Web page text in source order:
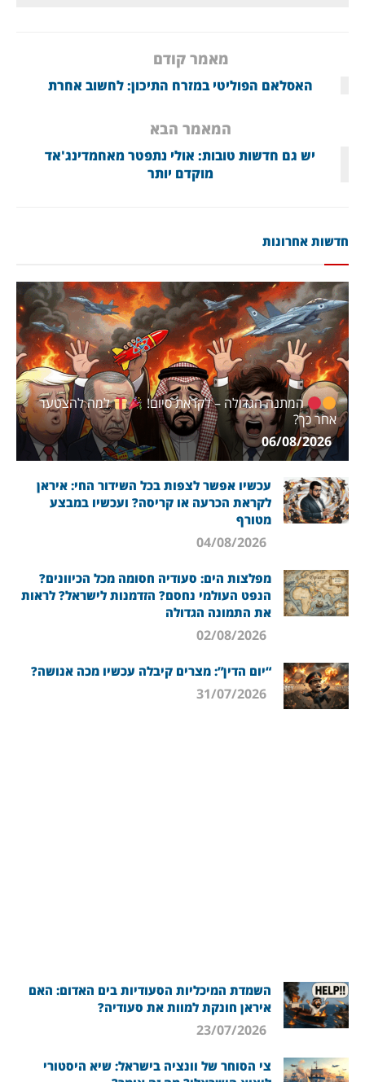
מאמר קודם
האסלאם הפוליטי במזרח התיכון: לחשוב אחרת
המאמר הבא
יש גם חדשות טובות: אולי נתפטר מאחמדינג'אד
מוקדם יותר
חדשות אחרונות
המתנה הגדולה – לקראת סיום!
למה להצטער
אחר כך?
06/08/2026
עכשיו אפשר לצפות בכל השידור החי: איראן
לקראת הכרעה או קריסה? ועכשיו במבצע
מטורף
מפלצות הים: סעודיה חסומה מכל הכיוונים?
הנפט העולמי נחסם? הזדמנות לישראל? לראות
את התמונה הגדולה
“יום הדין”: מצרים קיבלה עכשיו מכה אנושה?
השמדת המיכליות הסעודיות בים האדום: האם
איראן חונקת למוות את סעודיה?
צי הסוחר של וונציה בישראל: שיא היסטורי